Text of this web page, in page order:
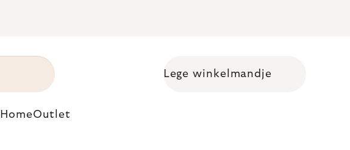
Shopping cart
Lege winkelmandje
HomeOutlet